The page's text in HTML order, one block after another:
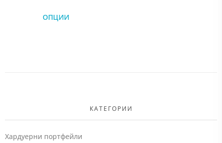
ОПЦИИ
КАТЕГОРИИ
Хардуерни портфейли